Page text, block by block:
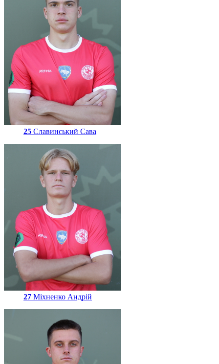
25 Славинський Сава
27 Міхненко Андрій